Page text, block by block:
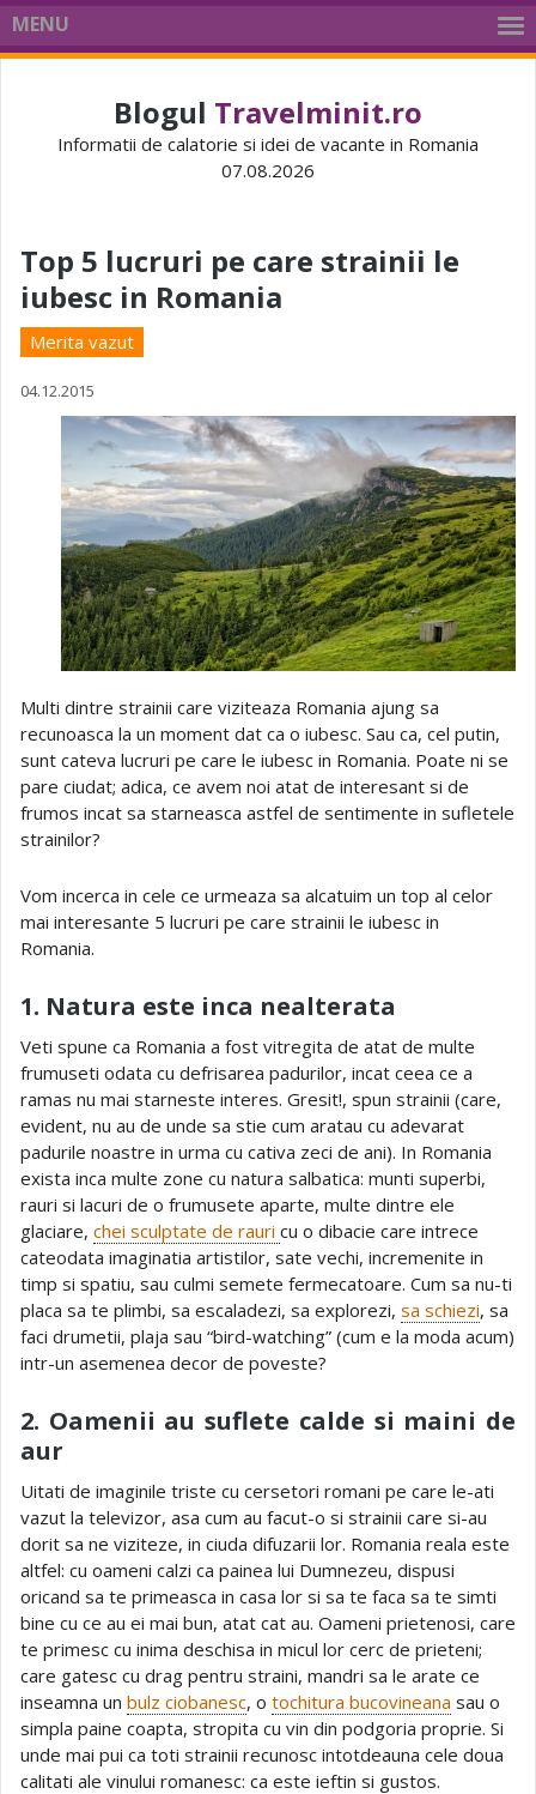
MENU
Blogul Travelminit.ro
Informatii de calatorie si idei de vacante in Romania
07.08.2026
Top 5 lucruri pe care strainii le
iubesc in Romania
Merita vazut
04.12.2015
Multi dintre strainii care viziteaza Romania ajung sa
recunoasca la un moment dat ca o iubesc. Sau ca, cel putin,
sunt cateva lucruri pe care le iubesc in Romania. Poate ni se
pare ciudat; adica, ce avem noi atat de interesant si de
frumos incat sa starneasca astfel de sentimente in sufletele
strainilor?
Vom incerca in cele ce urmeaza sa alcatuim un top al celor
mai interesante 5 lucruri pe care strainii le iubesc in
Romania.
1. Natura este inca nealterata
Veti spune ca Romania a fost vitregita de atat de multe
frumuseti odata cu defrisarea padurilor, incat ceea ce a
ramas nu mai starneste interes. Gresit!, spun strainii (care,
evident, nu au de unde sa stie cum aratau cu adevarat
padurile noastre in urma cu cativa zeci de ani). In Romania
exista inca multe zone cu natura salbatica: munti superbi,
rauri si lacuri de o frumusete aparte, multe dintre ele
glaciare, chei sculptate de rauri cu o dibacie care intrece
cateodata imaginatia artistilor, sate vechi, incremenite in
timp si spatiu, sau culmi semete fermecatoare. Cum sa nu-ti
placa sa te plimbi, sa escaladezi, sa explorezi, sa schiezi, sa
faci drumetii, plaja sau “bird-watching” (cum e la moda acum)
intr-un asemenea decor de poveste?
2. Oamenii au suflete calde si maini de
aur
Uitati de imaginile triste cu cersetori romani pe care le-ati
vazut la televizor, asa cum au facut-o si strainii care si-au
dorit sa ne viziteze, in ciuda difuzarii lor. Romania reala este
altfel: cu oameni calzi ca painea lui Dumnezeu, dispusi
oricand sa te primeasca in casa lor si sa te faca sa te simti
bine cu ce au ei mai bun, atat cat au. Oameni prietenosi, care
te primesc cu inima deschisa in micul lor cerc de prieteni;
care gatesc cu drag pentru straini, mandri sa le arate ce
inseamna un bulz ciobanesc, o tochitura bucovineana sau o
simpla paine coapta, stropita cu vin din podgoria proprie. Si
unde mai pui ca toti strainii recunosc intotdeauna cele doua
calitati ale vinului romanesc: ca este ieftin si gustos.